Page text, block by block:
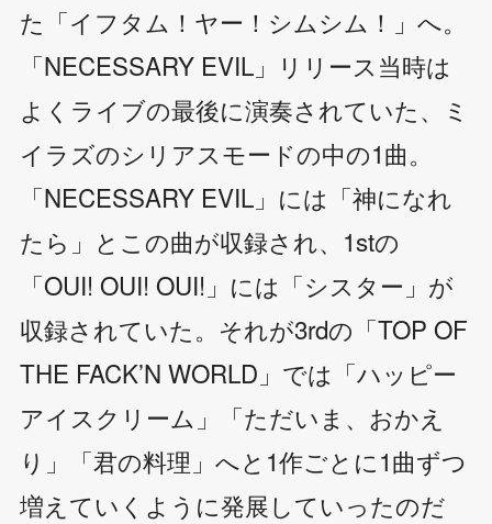
た「イフタム！ヤー！シムシム！」へ。
「NECESSARY EVIL」リリース当時は
よくライブの最後に演奏されていた、ミ
イラズのシリアスモードの中の1曲。
「NECESSARY EVIL」には「神になれ
たら」とこの曲が収録され、1stの
「OUI! OUI! OUI!」には「シスター」が
収録されていた。それが3rdの「TOP OF
THE FACK’N WORLD」では「ハッピー
アイスクリーム」「ただいま、おかえ
り」「君の料理」へと1作ごとに1曲ずつ
増えていくように発展していったのだ